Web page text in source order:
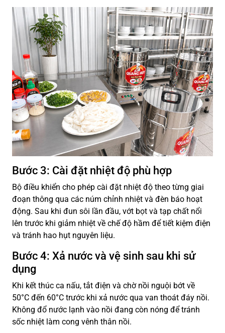
Bước 3: Cài đặt nhiệt độ phù hợp
Bộ điều khiển cho phép cài đặt nhiệt độ theo từng giai
đoạn thông qua các núm chỉnh nhiệt và đèn báo hoạt
động. Sau khi đun sôi lần đầu, vớt bọt và tạp chất nổi
lên trước khi giảm nhiệt về chế độ hầm để tiết kiệm điện
và tránh hao hụt nguyên liệu.
Bước 4: Xả nước và vệ sinh sau khi sử
dụng
Khi kết thúc ca nấu, tắt điện và chờ nồi nguội bớt về
50°C đến 60°C trước khi xả nước qua van thoát đáy nồi.
Không đổ nước lạnh vào nồi đang còn nóng để tránh
sốc nhiệt làm cong vênh thân nồi.